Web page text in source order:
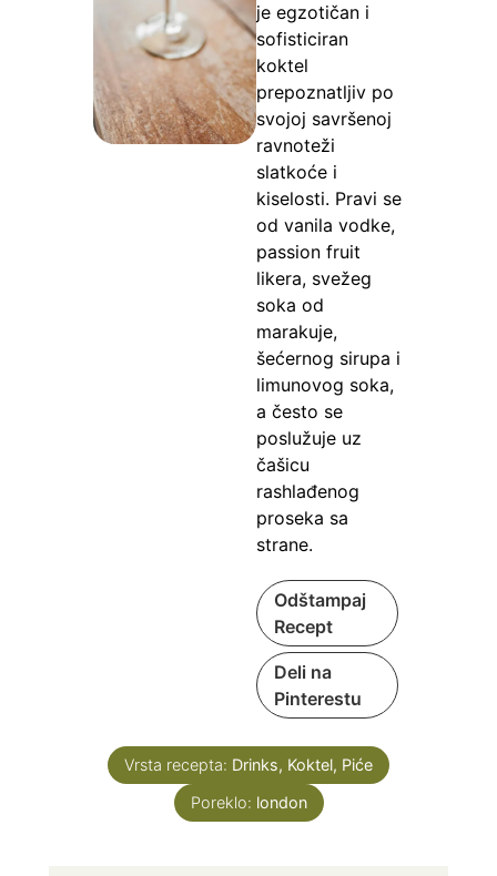
je egzotičan i
sofisticiran
koktel
prepoznatljiv po
svojoj savršenoj
ravnoteži
slatkoće i
kiselosti. Pravi se
od vanila vodke,
passion fruit
likera, svežeg
soka od
marakuje,
šećernog sirupa i
limunovog soka,
a često se
poslužuje uz
čašicu
rashlađenog
proseka sa
strane.
Odštampaj
Recept
Deli na
Pinterestu
Vrsta recepta: Drinks, Koktel, Piće
Poreklo: london